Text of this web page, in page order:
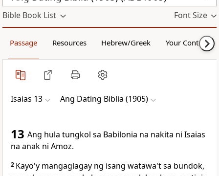
Bible Book List Font Size
Passage Resources Hebrew/Greek Your Content
Isaias 13 Ang Dating Biblia (1905)
13 Ang hula tungkol sa Babilonia na nakita ni Isaias
na anak ni Amoz.
2 Kayo'y mangaglagay ng isang watawa't sa bundok,